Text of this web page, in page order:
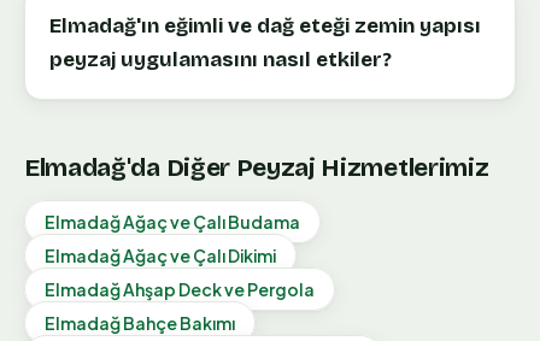
Elmadağ'ın eğimli ve dağ eteği zemin yapısı
peyzaj uygulamasını nasıl etkiler?
Elmadağ'da Diğer Peyzaj Hizmetlerimiz
ElmadağAğaç ve Çalı Budama
ElmadağAğaç ve Çalı Dikimi
ElmadağAhşap Deck ve Pergola
ElmadağBahçe Bakımı